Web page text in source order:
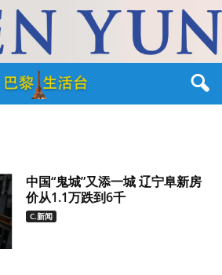
中国“鬼城”又添一城 辽宁阜新房
价从1.1万跌到6千
C.新闻